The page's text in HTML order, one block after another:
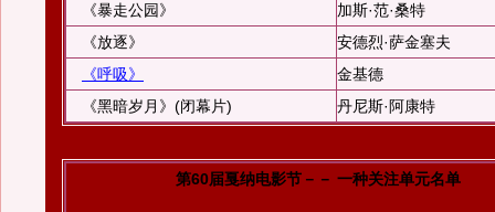
《暴走公园》
加斯·范·桑特
《放逐》
安德烈·萨金塞夫
《呼吸》
金基德
《黑暗岁月》(闭幕片)
丹尼斯·阿康特
第60届戛纳电影节－－ 一种关注单元名单